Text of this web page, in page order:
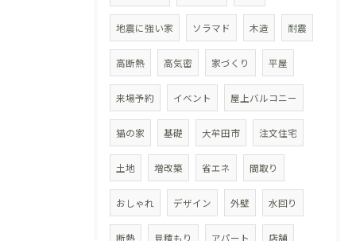
地震に強い家 ソラマド 木造 耐震
高断熱 高気密 家づくり 平屋
来場予約 イベント 屋上バルコニー
猫の家 基礎 大牟田市 注文住宅
土地 増改築 省エネ 間取り
おしゃれ デザイン 外壁 水回り
断熱 見積もり アパート 店舗